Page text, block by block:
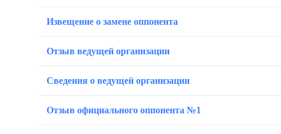
Извещение о замене оппонента
Отзыв ведущей организации
Сведения о ведущей организации
Отзыв официального оппонента №1